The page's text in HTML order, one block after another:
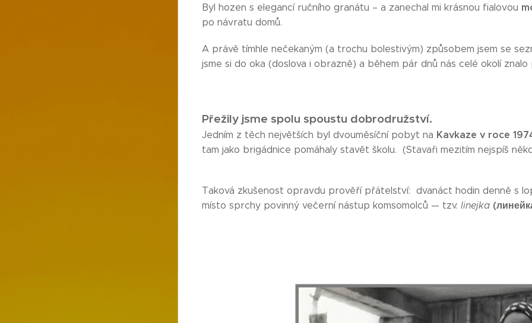
Byl hozen s elegancí ručního granátu – a zanechal mi krásnou fialovou
po návratu domů.
A právě tímhle nečekaným (a trochu bolestivým) způsobem jsem se
jsme si do oka (doslova i obrazně) a během pár dnů nás celé okolí
Přežily jsme spolu spoustu dobrodružství.
Jedním z těch největších byl dvouměsíční pobyt na Kavkaze v roce
tam jako brigádnice pomáhaly stavět školu. (Stavaři mezitím nejspíš
Taková zkušenost opravdu prověří přátelství: dvanáct hodin denně s
místo sprchy povinný večerní nástup komsomolců — tzv. linejka